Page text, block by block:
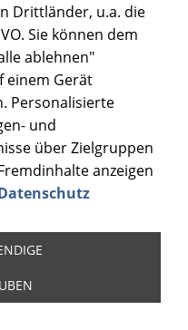
Drittländer, u.a. die
Sie können dem
ablehnen"
einem Gerät
Personalisierte
und
über Zielgruppen
anzeigen